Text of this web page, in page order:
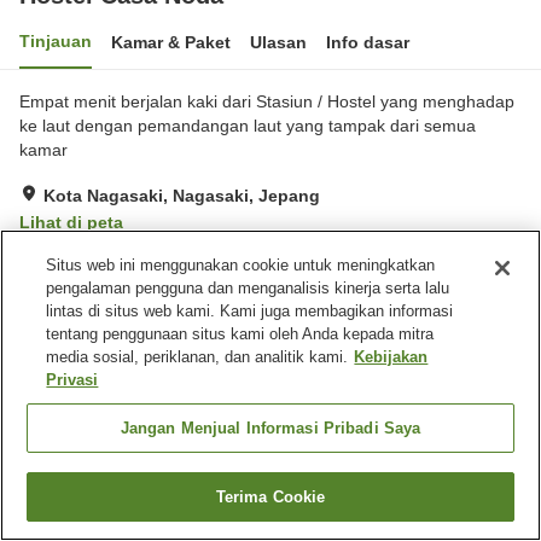
Tinjauan Kamar & Paket Ulasan Info dasar
Empat menit berjalan kaki dari Stasiun / Hostel yang menghadap
ke laut dengan pemandangan laut yang tampak dari semua
kamar
Kota Nagasaki, Nagasaki, Jepang
Lihat di peta
Sangat baik Ulasan: 154
Fasilitas properti
Wi-Fi
Lima menit berjalan kaki ke
Beranda Jepang Nagasaki
Kota Nagasaki
Cari kamar
Situs web ini menggunakan cookie untuk meningkatkan
pengalaman pengguna dan menganalisis kinerja serta lalu
lintas di situs web kami. Kami juga membagikan informasi
tentang penggunaan situs kami oleh Anda kepada mitra
media sosial, periklanan, dan analitik kami. Kebijakan
Privasi
Jangan Menjual Informasi Pribadi Saya
Terima Cookie